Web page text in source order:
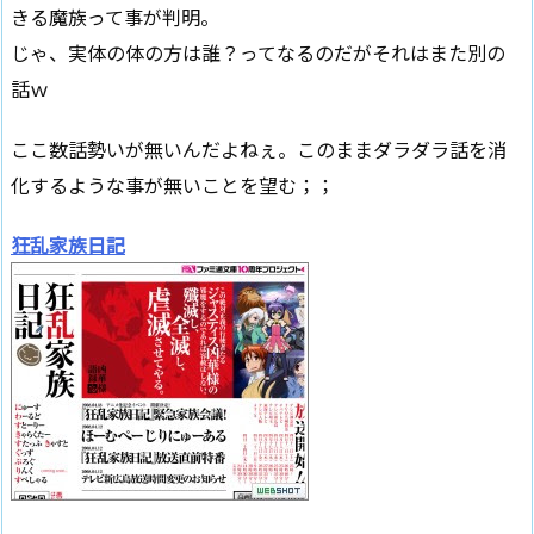
きる魔族って事が判明。
じゃ、実体の体の方は誰？ってなるのだがそれはまた別の
話ｗ
ここ数話勢いが無いんだよねぇ。このままダラダラ話を消
化するような事が無いことを望む；；
狂乱家族日記